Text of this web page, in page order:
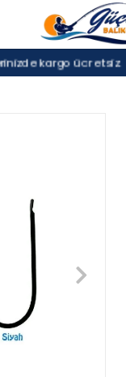
kargo ücretsiz.